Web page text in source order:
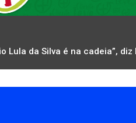
Lula da Silva é na cadeia”, diz